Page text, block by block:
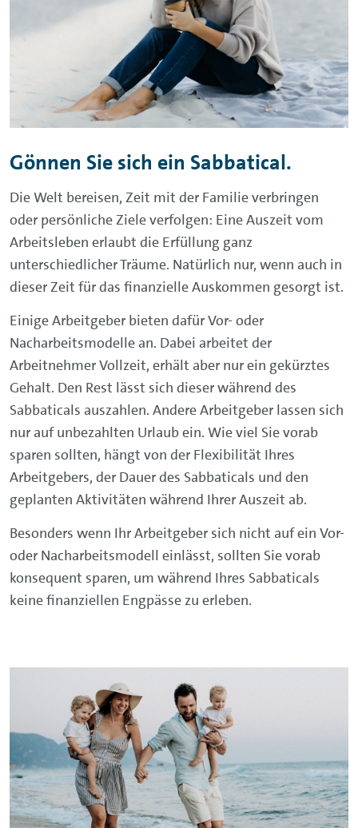
Gönnen Sie sich ein Sabbatical.
Die Welt bereisen, Zeit mit der Familie verbringen
oder persönliche Ziele verfolgen: Eine Auszeit vom
Arbeitsleben erlaubt die Erfüllung ganz
unterschiedlicher Träume. Natürlich nur, wenn auch in
dieser Zeit für das finanzielle Auskommen gesorgt ist.
Einige Arbeitgeber bieten dafür Vor- oder
Nacharbeitsmodelle an. Dabei arbeitet der
Arbeitnehmer Vollzeit, erhält aber nur ein gekürztes
Gehalt. Den Rest lässt sich dieser während des
Sabbaticals auszahlen. Andere Arbeitgeber lassen sich
nur auf unbezahlten Urlaub ein. Wie viel Sie vorab
sparen sollten, hängt von der Flexibilität Ihres
Arbeitgebers, der Dauer des Sabbaticals und den
geplanten Aktivitäten während Ihrer Auszeit ab.
Besonders wenn Ihr Arbeitgeber sich nicht auf ein Vor-
oder Nacharbeitsmodell einlässt, sollten Sie vorab
konsequent sparen, um während Ihres Sabbaticals
keine finanziellen Engpässe zu erleben.